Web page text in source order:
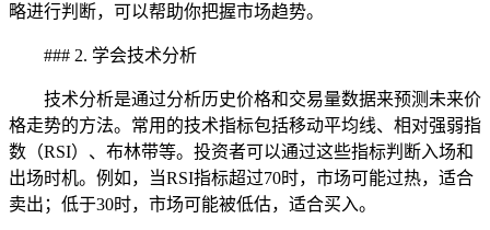
略进行判断，可以帮助你把握市场趋势。
### 2. 学会技术分析
技术分析是通过分析历史价格和交易量数据来预测未来价
格走势的方法。常用的技术指标包括移动平均线、相对强弱指
数（RSI）、布林带等。投资者可以通过这些指标判断入场和
出场时机。例如，当RSI指标超过70时，市场可能过热，适合
卖出；低于30时，市场可能被低估，适合买入。